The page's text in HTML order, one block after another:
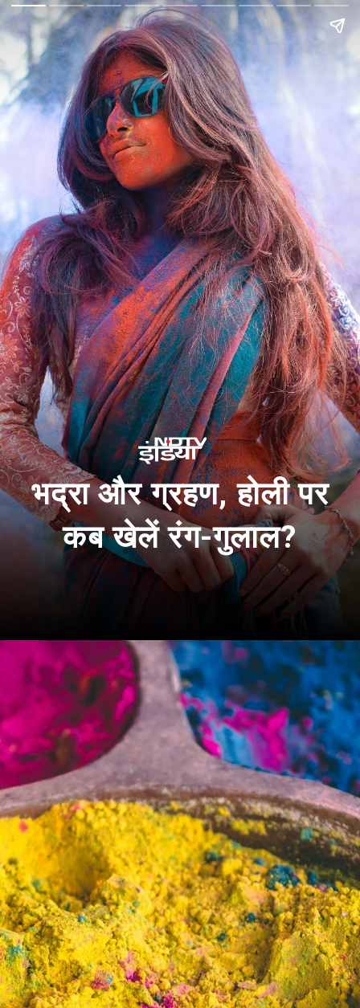
भद्रा और ग्रहण, होली पर
कब खेलें रंग-गुलाल?